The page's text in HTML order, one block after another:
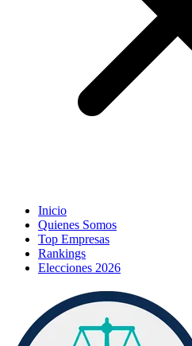
Inicio
Quienes Somos
Top Empresas
Rankings
Elecciones 2026